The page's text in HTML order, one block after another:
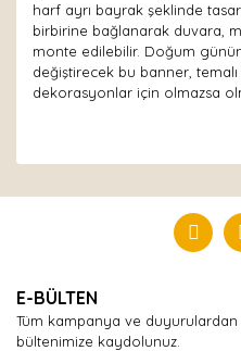
harf ayrı bayrak şeklinde
birbirine bağlanarak duvara,
monte edilebilir. Doğum
değiştirecek bu banner,
dekorasyonlar için olmazsa
E-BÜLTEN
Tüm kampanya ve
bültenimize kaydolunuz.